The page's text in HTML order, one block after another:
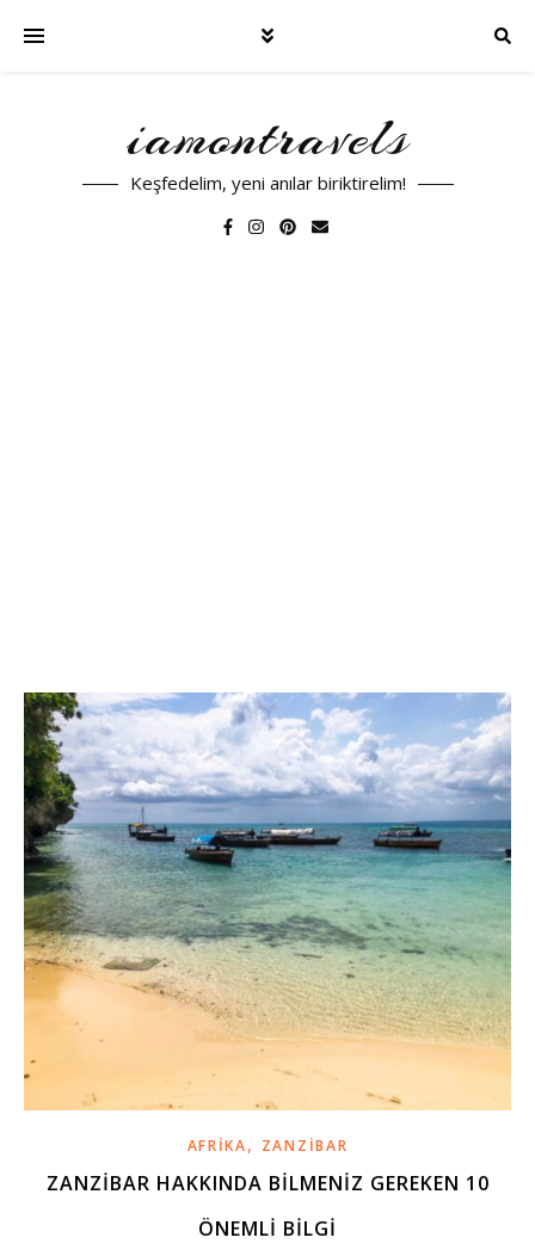
iamontravels
Keşfedelim, yeni anılar biriktirelim!
AFRIKA, ZANZIBAR
ZANZIBAR HAKKINDA BILMENIZ GEREKEN 10
ÖNEMLI BILGI